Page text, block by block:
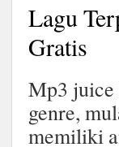
Lagu
Gratis
Mp3 juice
genre,
memiliki